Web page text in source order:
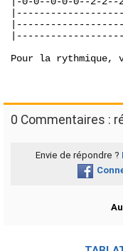
Pour la rythmique,
0 Commentaires :
Envie de répondre ?